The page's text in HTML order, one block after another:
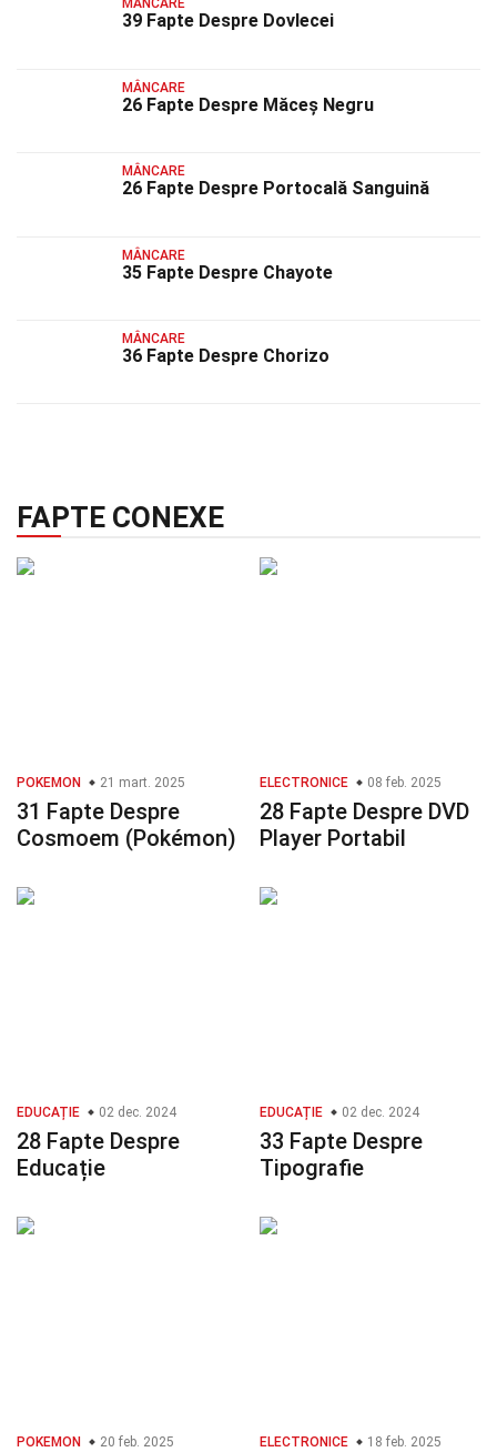
MÂNCARE
39 Fapte Despre Dovlecei
MÂNCARE
26 Fapte Despre Măceș Negru
MÂNCARE
26 Fapte Despre Portocală Sanguină
MÂNCARE
35 Fapte Despre Chayote
MÂNCARE
36 Fapte Despre Chorizo
FAPTE CONEXE
POKEMON 21 mart. 2025
31 Fapte Despre
Cosmoem (Pokémon)
ELECTRONICE 08 feb. 2025
28 Fapte Despre DVD
Player Portabil
EDUCAȚIE 02 dec. 2024
28 Fapte Despre
Educație
EDUCAȚIE 02 dec. 2024
33 Fapte Despre
Tipografie
POKEMON 20 feb. 2025 ELECTRONICE 18 feb. 2025